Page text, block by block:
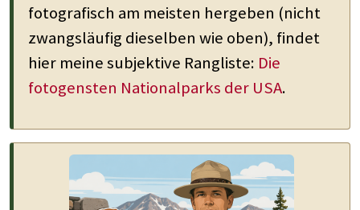
fotografisch am meisten hergeben (nicht
zwangsläufig dieselben wie oben), findet
hier meine subjektive Rangliste: Die
fotogensten Nationalparks der USA.